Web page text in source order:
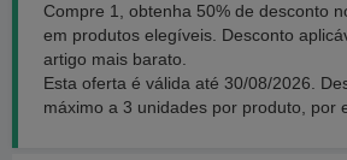
Compre 1, obtenha 50% de desconto
em produtos elegíveis. Desconto
artigo mais barato.
Esta oferta é válida até 30/08/2026.
máximo a 3 unidades por produto, por